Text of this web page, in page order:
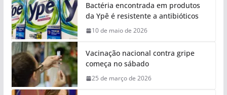
Bactéria encontrada em produtos
da Ypê é resistente a antibióticos
10 de maio de 2026
Vacinação nacional contra gripe
começa no sábado
25 de março de 2026